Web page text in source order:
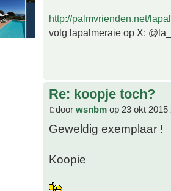
http://palmvrienden.net/
volg lapalmeraie op X:
Re: koopje toch?
door wsnbm op 23 okt 2015
Geweldig exemplaar !
Koopie